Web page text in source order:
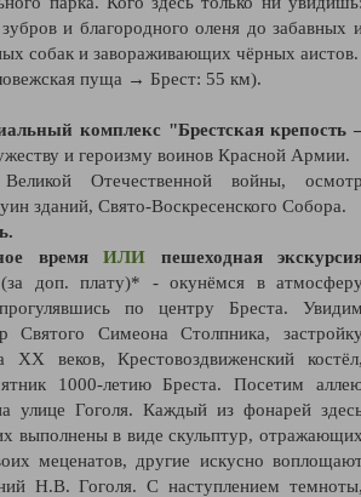
и благородного оленя до забавных
собак и завораживающих чёрных аистов.
пуща → Брест: 55 км).
комплекс "Брестская крепость
и героизму воинов Красной Армии.
Отечественной войны,
зданий, Свято-Воскресенского Собора.
время ИЛИ пешеходная
(за доп. плату)* - окунёмся в
по центру Бреста.
Святого Симеона Столпника,
веков, Крестовоздвиженский
1000-летию Бреста. Посетим
улице Гоголя. Каждый из фонарей
выполнены в виде скульптур,
меценатов, другие искусно
Н.В. Гоголя. С наступлением